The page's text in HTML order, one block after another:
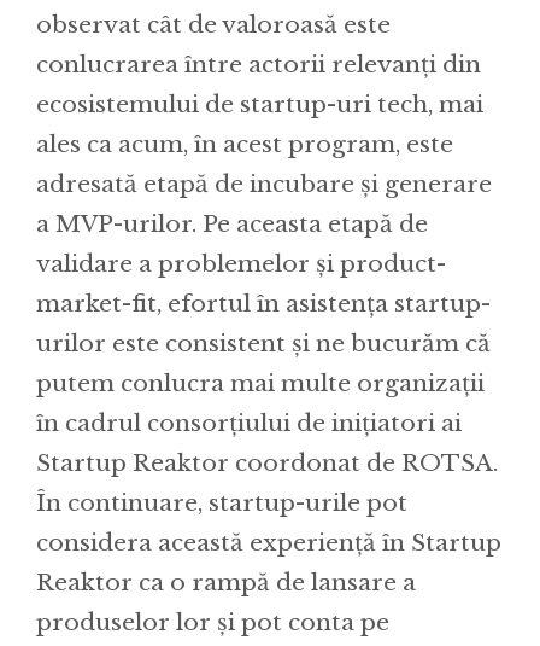
observat cât de valoroasă este
conlucrarea între actorii relevanți din
ecosistemului de startup-uri tech, mai
ales ca acum, în acest program, este
adresată etapă de incubare și generare
a MVP-urilor. Pe aceasta etapă de
validare a problemelor și product-
market-fit, efortul în asistența startup-
urilor este consistent și ne bucurăm că
putem conlucra mai multe organizații
în cadrul consorțiului de inițiatori ai
Startup Reaktor coordonat de ROTSA.
În continuare, startup-urile pot
considera această experiență în Startup
Reaktor ca o rampă de lansare a
produselor lor și pot conta pe